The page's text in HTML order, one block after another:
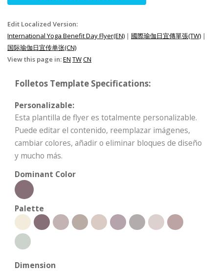
Edit Localized Version:
International Yoga Benefit Day Flyer(EN) | 國際瑜伽日宜傳單張(TW) |
国际瑜伽日宜传单张(CN)
View this page in:EN TWCN
Folletos Template Specifications:
Personalizable:
Esta plantilla de flyer es totalmente personalizable.
Puede editar el contenido, reemplazar imágenes,
cambiar colores, añadir o eliminar bloques de diseño
y mucho más.
Dominant Color
Palette
Dimension